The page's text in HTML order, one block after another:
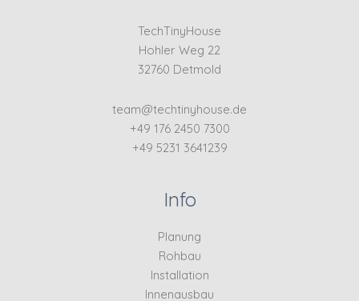
TechTinyHouse
Hohler Weg 22
32760 Detmold
team@techtinyhouse.de
+49 176 2450 7300
+49 5231 3641239
Info
Planung
Rohbau
Installation
Innenausbau